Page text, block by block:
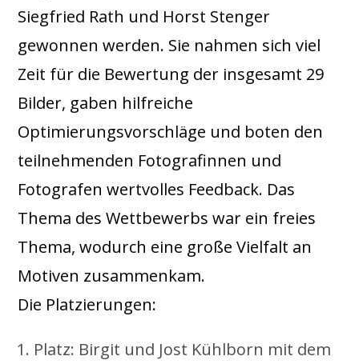
Siegfried Rath und Horst Stenger
gewonnen werden. Sie nahmen sich viel
Zeit für die Bewertung der insgesamt 29
Bilder, gaben hilfreiche
Optimierungsvorschläge und boten den
teilnehmenden Fotografinnen und
Fotografen wertvolles Feedback. Das
Thema des Wettbewerbs war ein freies
Thema, wodurch eine große Vielfalt an
Motiven zusammenkam.
Die Platzierungen:
Platz: Birgit und Jost Kühlborn mit dem